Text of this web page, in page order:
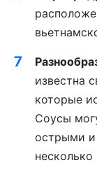
известна
которые
Соусы
острыми и